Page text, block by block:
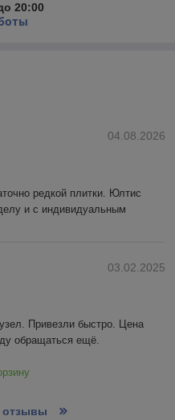
20:00
04.08.2026
редкой плитки. Юлтис
и с индивидуальным
03.02.2025
Привезли быстро. Цена
обращаться ещё.
отзывы